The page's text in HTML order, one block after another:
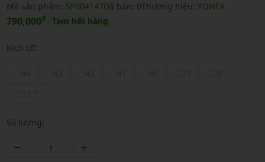
Mã sản phẩm: SP004147Đã bán: 0Thương hiệu: YONEX
790,000₫ Tạm hết hàng
Kích cỡ:
Số lượng: